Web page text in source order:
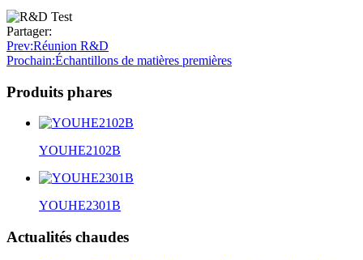
Partager:
Prev:Réunion R&D
Prochain:Échantillons de matières premières
Produits phares
YOUHE2102B
YOUHE2301B
Actualités chaudes